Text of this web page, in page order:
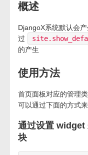
分享
关于
编辑器
登录
概述
DjangoX系统默认会
过
的产生
使用方法
首页面板对应的管理
可以通过下面的方式
通过设置 widget
块